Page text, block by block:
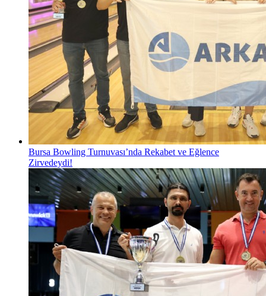
Bursa Bowling Turnuvası’nda Rekabet ve Eğlence
Zirvedeydi!